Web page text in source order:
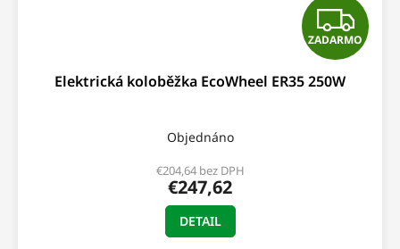
Z
A
ZADARMO
Elektrická koloběžka EcoWheel ER35 250W
Objednáno
€204,64 bez DPH
€247,62
DETAIL